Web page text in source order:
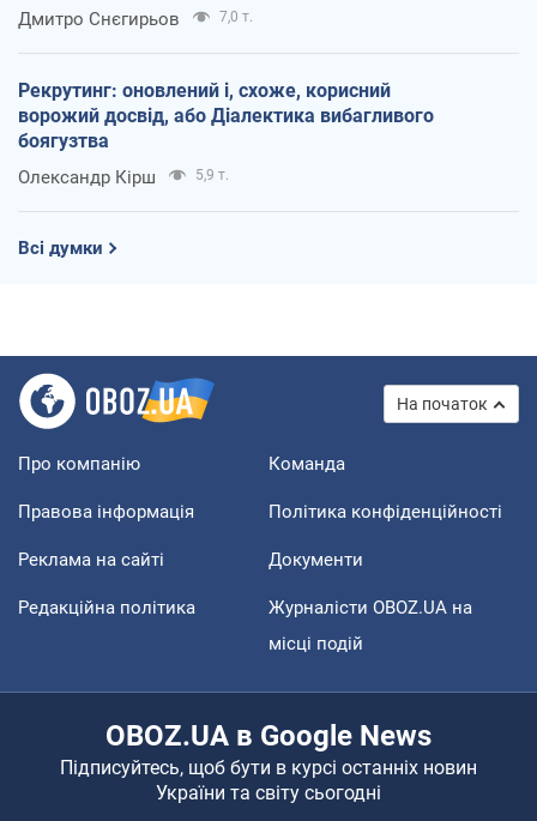
Дмитро Снєгирьов 7,0 т.
Рекрутинг: оновлений і, схоже, корисний
ворожий досвід, або Діалектика вибагливого
боягузтва
Олександр Кірш 5,9 т.
Всі думки
На початок
Про компанію Команда
Правова інформація Політика конфіденційності
Реклама на сайті Документи
Редакційна політика
Журналісти OBOZ.UA на
місці подій
OBOZ.UA в Google News
Підписуйтесь, щоб бути в курсі останніх новин
України та світу сьогодні